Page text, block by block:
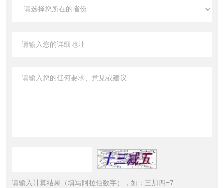
请输入计算结果（填写阿拉伯数字），如：三加四=7